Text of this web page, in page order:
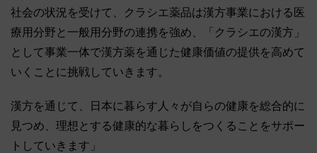
社会の状況を受けて、クラシエ薬品は漢方事業における医
療用分野と一般用分野の連携を強め、「クラシエの漢方」
として事業一体で漢方薬を通じた健康価値の提供を高めて
いくことに挑戦していきます。
漢方を通じて、日本に暮らす人々が自らの健康を総合的に
見つめ、理想とする健康的な暮らしをつくることをサポー
トしていきます」